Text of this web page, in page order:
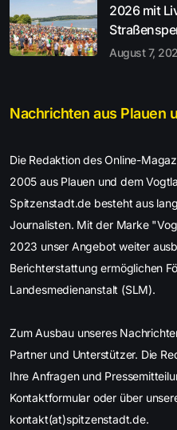
2026 mit
August 7,
Nachrichten aus Plauen
Die Redaktion des Online-
2005 aus Plauen und dem
Spitzenstadt.de besteht aus
Journalisten. Mit der Marke
2023 unser Angebot weiter
Berichterstattung ermöglichen
Landesmedienanstalt (SLM).
Zum Ausbau unseres
Partner und Unterstützer. Die
Ihre Anfragen und
Kontaktformular oder über
kontakt(at)spitzenstadt.de.